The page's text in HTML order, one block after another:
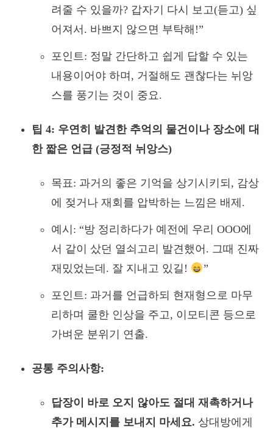
려줄 수 있을까? 갑자기 다시 보고(듣고) 싶
어져서. 바쁘지 않으면 부탁해!”
포인트: 정말 간단하고 쉽게 답할 수 있는
내용이어야 하며, 거절해도 괜찮다는 뉘앙
스를 풍기는 것이 중요.
팁 4: 우연히 발견한 추억의 물건이나 장소에 대
한 짧은 언급 (긍정적 뉘앙스)
목표: 과거의 좋은 기억을 상기시키되, 감상
에 젖거나 재회를 압박하는 느낌은 배제.
예시: “방 정리하다가 예전에 우리 OOO에
서 같이 샀던 열쇠고리 발견했어. 그때 진짜
재밌었는데. 잘 지내고 있길!
”
포인트: 과거를 언급하되 현재형으로 마무
리하며 쿨한 인상을 주고, 이모티콘 등으로
가벼운 분위기 연출.
공통 주의사항:
답장이 바로 오지 않아도 절대 재촉하거나
추가 메시지를 보내지 마세요. 상대방에게